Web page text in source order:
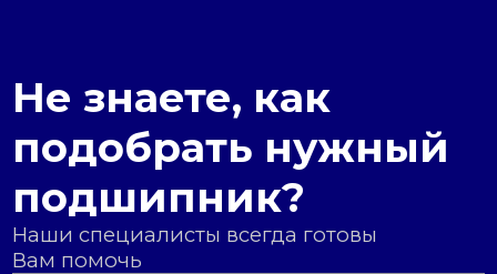
Не знаете, как
подобрать нужный
подшипник?
Наши специалисты всегда готовы
Вам помочь